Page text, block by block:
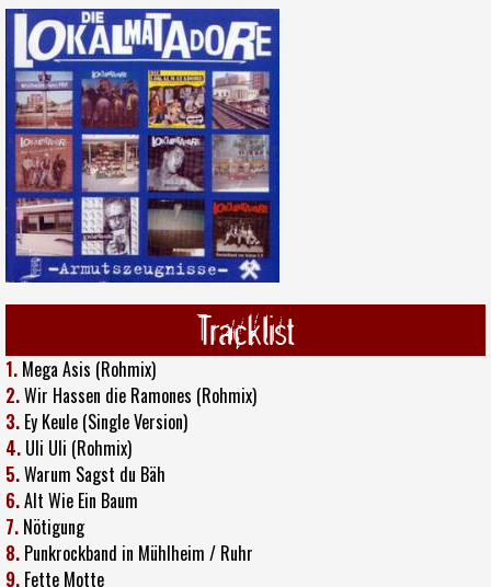
Tracklist
1. Mega Asis (Rohmix)
2.Wir Hassen die Ramones (Rohmix)
3. Ey Keule (Single Version)
4. Uli Uli (Rohmix)
5.Warum Sagst du Bäh
6.Alt Wie Ein Baum
7. Nötigung
8. Punkrockband in Mühlheim / Ruhr
9. Fette Motte